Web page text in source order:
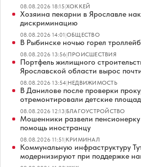
08.08.2026 18:15|ХОККЕЙ
Хозяина пекарни в Ярославле
дискриминацию
08.08.2026 14:01|ОБЩЕСТВО
В Рыбинске ночью горел
08.08.2026 13:56|ПРОИСШЕСТВИЯ
Портфель жилищного
Ярославской области вырос
08.08.2026 13:54|НЕДВИЖИМОСТЬ
В Данилове после проверки
отремонтировали детские
08.08.2026 12:13|БЛАГОУСТРОЙСТВО
Мошенники развели
помощь иностранцу
08.08.2026 11:51|КРИМИНАЛ
Коммунальную инфраструктуру
модернизируют при поддержке